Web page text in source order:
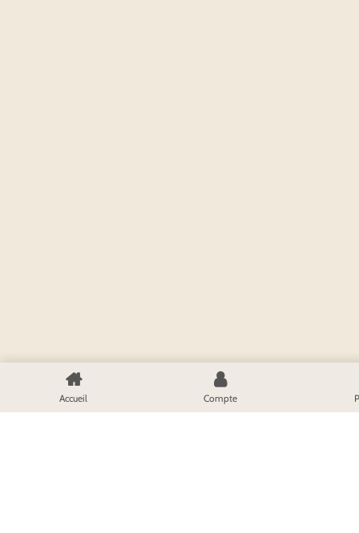
Accueil Compte